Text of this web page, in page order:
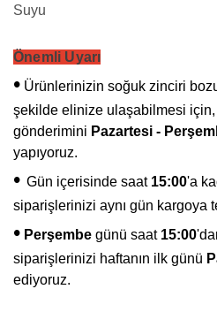
Suyu
Önemli Uyarı
• Ürünlerinizin soğuk zinciri
şekilde elinize ulaşabilmesi
gönderimini Pazartesi -
yapıyoruz.
• Gün içerisinde saat 15:00'a
siparişlerinizi aynı gün kargoya
• Perşembe günü saat15:00
siparişlerinizi haftanın ilk günü
ediyoruz.